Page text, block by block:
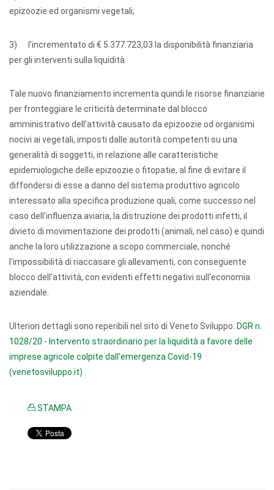
epizoozie ed organismi vegetali;
3) l’incrementato di € 5.377.723,03 la disponibilità finanziaria
per gli interventi sulla liquidità.
Tale nuovo finanziamento incrementa quindi le risorse finanziarie
per fronteggiare le criticità determinate dal blocco
amministrativo dell'attività causato da epizoozie od organismi
nocivi ai vegetali, imposti dalle autorità competenti su una
generalità di soggetti, in relazione alle caratteristiche
epidemiologiche delle epizoozie o fitopatie, al fine di evitare il
diffondersi di esse a danno del sistema produttivo agricolo
interessato alla specifica produzione quali, come successo nel
caso dell'influenza aviaria, la distruzione dei prodotti infetti, il
divieto di movimentazione dei prodotti (animali, nel caso) e quindi
anche la loro utilizzazione a scopo commerciale, nonché
l'impossibilità di riaccasare gli allevamenti, con conseguente
blocco dell'attività, con evidenti effetti negativi sull'economia
aziendale.
Ulteriori dettagli sono reperibili nel sito di Veneto Sviluppo: DGR n.
1028/20 - Intervento straordinario per la liquidità a favore delle
imprese agricole colpite dall'emergenza Covid-19
(venetosviluppo.it)
STAMPA